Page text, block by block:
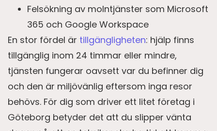
Felsökning av molntjänster som Microsoft
365 och Google Workspace
En stor fördel är tillgängligheten: hjälp finns
tillgänglig inom 24 timmar eller mindre,
tjänsten fungerar oavsett var du befinner dig
och den är miljövänlig eftersom inga resor
behövs. För dig som driver ett litet företag i
Göteborg betyder det att du slipper vänta